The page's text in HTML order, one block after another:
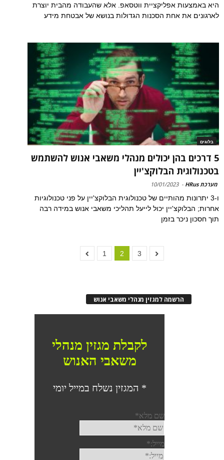
היא באמצעות אפליקציית ווטסאפ. אלא שהעבודה מהבית יוצרת
לארגונים את אחת הסכנות הגדולות בנושא של אבטחת מידע
בלוגים
5 דרכים בהן יכולים מנהלי משאבי אנוש להשתמש
בטכנולוגית הבלוקצ'יין
מערכת HRus -
10/01/2023
ו-3 יתרונות מהותיים של טכנולוגית הבלוקצ'יין על פני טכנולוגיות
אחרות; הבלוקצ'יין יכול לייעל תהליכי משאבי אנוש במידה רבה
תוך חסכון ניכר בזמן
1 2 3
הרשמה למגזין מנהלי משאבי אנוש